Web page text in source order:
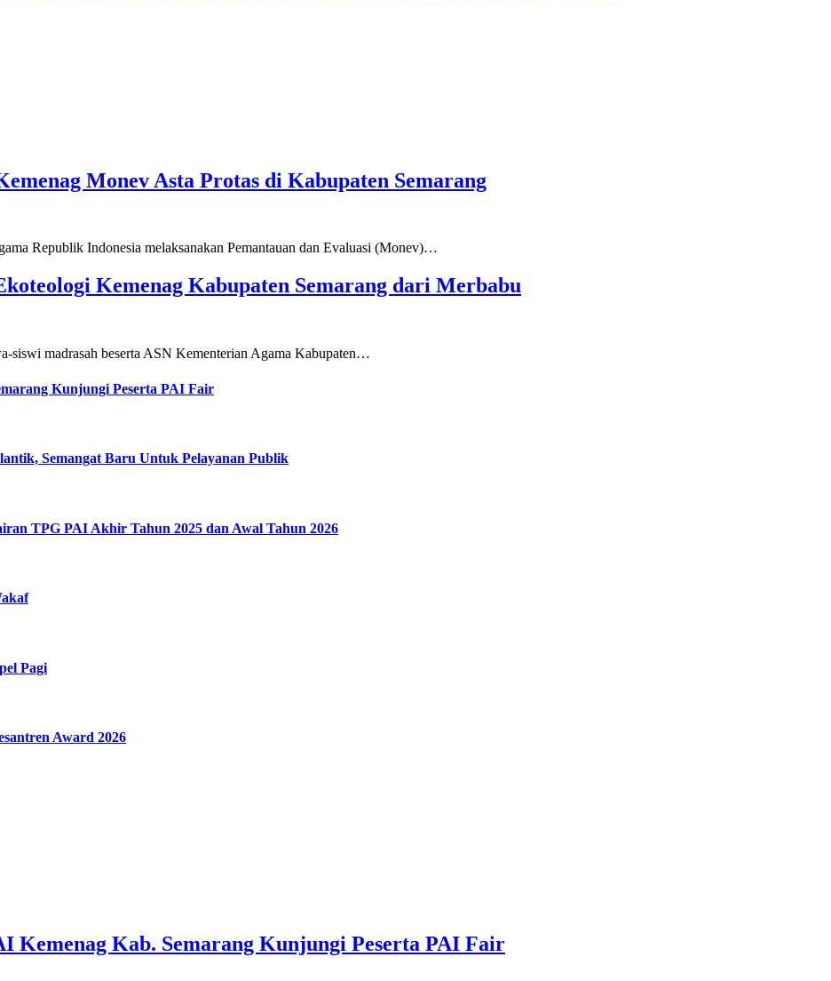
Monev Asta Protas di Kabupaten Semarang
Republik Indonesia melaksanakan Pemantauan dan Evaluasi (Monev)…
Kemenag Kabupaten Semarang dari Merbabu
siswi madrasah beserta ASN Kementerian Agama Kabupaten…
Kunjungi Peserta PAI Fair
Semangat Baru Untuk Pelayanan Publik
TPG PAI Akhir Tahun 2025 dan Awal Tahun 2026
Pagi
Award 2026
Kemenag Kab. Semarang Kunjungi Peserta PAI Fair